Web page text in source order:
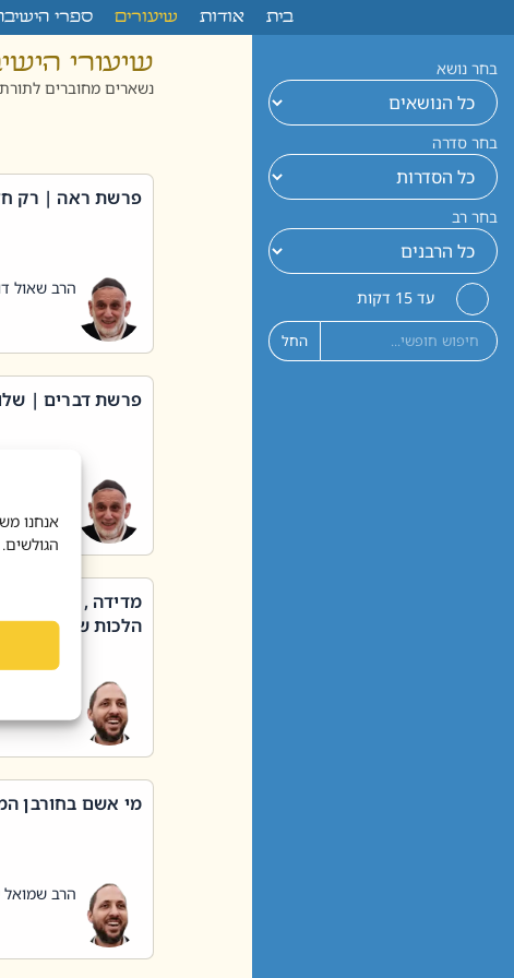
אנחנו
בית אודות שיעורים ספרי
בחר נושא
בחר סדרה
בחר רב
עד 15 דקות
החל
שיעורי
נשארים מחוברים
פרשת ראה | רק
הרב שאול
פרשת דברים |
מדידה , קניה ,
הלכות שבת –
מי אשם בחורבן
הרב שמואל